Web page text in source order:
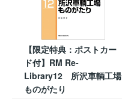
【限定特典：ポストカー
ド付】RM Re-
Library12 所沢車輌工場
ものがたり